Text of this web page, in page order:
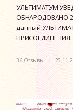
УЛЬТИМАТУМ
ОБНАРОДОВАНО
данный
36 Отзывы /